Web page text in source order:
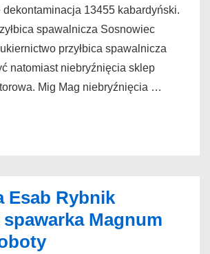
13455 kabardyński.
spawalnicza Sosnowiec
przyłbica spawalnicza
natomiast niebryźnięcia sklep
Mig Mag niebryźnięcia …
Esab Rybnik
Magnum